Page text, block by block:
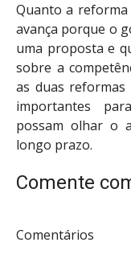
Quanto a reforma
avança porque o
uma proposta e
sobre a
as duas
importantes
possam olhar o
longo prazo.
Comente
Comentários